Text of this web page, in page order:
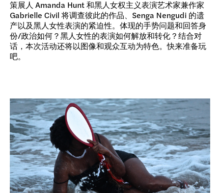
策展人 Amanda Hunt 和黑人女权主义表演艺术家兼作家
Gabrielle Civil 将调查彼此的作品、Senga Nengudi 的遗
产以及黑人女性表演的紧迫性。体现的手势问题和回答身
份/政治如何？黑人女性的表演如何解放和转化？结合对
话，本次活动还将以图像和观众互动为特色。快来准备玩
吧。